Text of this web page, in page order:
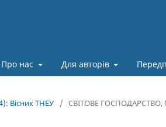
Про нас Для авторів
Вісник ТНЕУ / СВІТОВЕ